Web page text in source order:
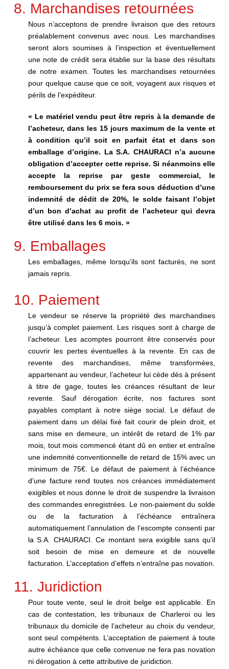
8. Marchandises retournées
Nous n’acceptons de prendre livraison que des retours
préalablement convenus avec nous. Les marchandises
seront alors soumises à l’inspection et éventuellement
une note de crédit sera établie sur la base des résultats
de notre examen. Toutes les marchandises retournées
pour quelque cause que ce soit, voyagent aux risques et
périls de l’expéditeur.
« Le matériel vendu peut être repris à la demande de
l’acheteur, dans les 15 jours maximum de la vente et
à condition qu’il soit en parfait état et dans son
emballage d’origine. La S.A. CHAURACI n’a aucune
obligation d’accepter cette reprise. Si néanmoins elle
accepte la reprise par geste commercial, le
remboursement du prix se fera sous déduction d’une
indemnité de dédit de 20%, le solde faisant l’objet
d’un bon d’achat au profit de l’acheteur qui devra
être utilisé dans les 6 mois. »
9. Emballages
Les emballages, même lorsqu’ils sont facturés, ne sont
jamais repris.
10. Paiement
Le vendeur se réserve la propriété des marchandises
jusqu’à complet paiement. Les risques sont à charge de
l’acheteur. Les acomptes pourront être conservés pour
couvrir les pertes éventuelles à la revente. En cas de
revente des marchandises, même transformées,
appartenant au vendeur, l’acheteur lui cède dès à présent
à titre de gage, toutes les créances résultant de leur
revente. Sauf dérogation écrite, nos factures sont
payables comptant à notre siège social. Le défaut de
paiement dans un délai fixé fait courir de plein droit, et
sans mise en demeure, un intérêt de retard de 1% par
mois, tout mois commencé étant dû en entier et entraîne
une indemnité conventionnelle de retard de 15% avec un
minimum de 75€. Le défaut de paiement à l’échéance
d’une facture rend toutes nos créances immédiatement
exigibles et nous donne le droit de suspendre la livraison
des commandes enregistrées. Le non-paiement du solde
ou de la facturation à l’échéance entraînera
automatiquement l’annulation de l’escompte consenti par
la S.A. CHAURACI. Ce montant sera exigible sans qu’il
soit besoin de mise en demeure et de nouvelle
facturation. L’acceptation d’effets n’entraîne pas novation.
11. Juridiction
Pour toute vente, seul le droit belge est applicable. En
cas de contestation, les tribunaux de Charleroi ou les
tribunaux du domicile de l’acheteur au choix du vendeur,
sont seul compétents. L’acceptation de paiement à toute
autre échéance que celle convenue ne fera pas novation
ni dérogation à cette attributive de juridiction.